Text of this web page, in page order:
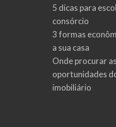
5 dicas para
consórcio
3 formas
a sua casa
Onde procurar
oportunidades
imobiliário